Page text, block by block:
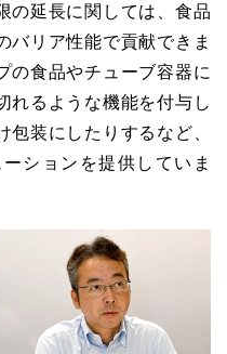
の延長に関しては、食品
バリア性能で貢献できま
の食品やチューブ容器に
れるような機能を付与し
装にしたりするなど、
ションを提供していま